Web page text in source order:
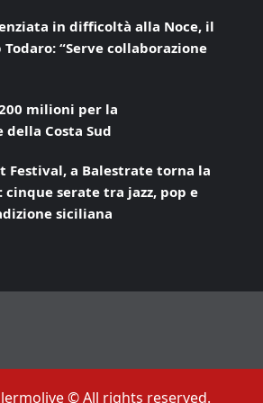
in difficoltà alla Noce, il
“Serve collaborazione
milioni per la
Costa Sud
Festival, a Balestrate torna la
cinque serate tra jazz, pop e
siciliana
© All rights reserved.